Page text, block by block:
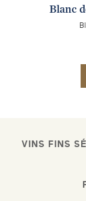
Blanc
VINS FINS